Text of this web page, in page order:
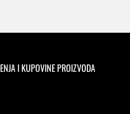
I KUPOVINE PROIZVODA